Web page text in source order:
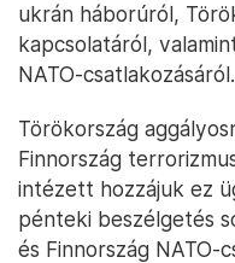
ukrán háborúról,
kapcsolatáról,
NATO-csatlakozásáról.
Törökország
Finnország
intézett hozzájuk ez
pénteki beszélgetés
és Finnország NATO-